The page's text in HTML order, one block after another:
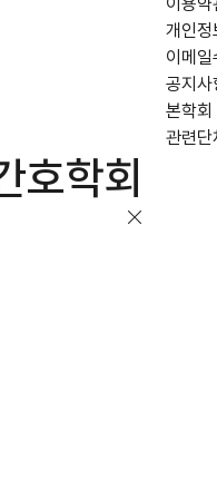
개인정
이메일
공지사
본학회
관련단
호학회